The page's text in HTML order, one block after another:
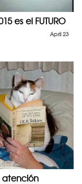
es el FUTURO
April 23
atención